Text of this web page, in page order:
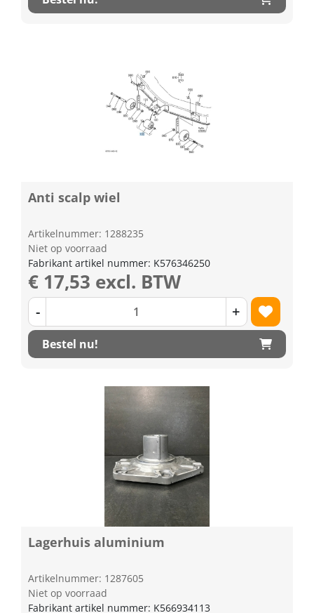
Anti scalp wiel
Artikelnummer: 1288235
Niet op voorraad
Fabrikant artikel nummer: K576346250
€ 17,53 excl. BTW
- +
Bestel nu!
Lagerhuis aluminium
Artikelnummer: 1287605
Niet op voorraad
Fabrikant artikel nummer: K566934113